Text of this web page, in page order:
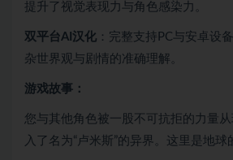
提升了视觉表现力与角色感染力。
双平台AI汉化 ：完整支持PC与安卓设
杂世界观与剧情的准确理解。
游戏故事：
您与其他角色被一股不可抗拒的力量
入了名为“卢米斯”的异界。这里是地球